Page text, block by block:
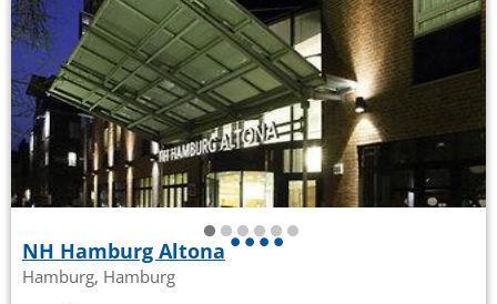
NH Hamburg Altona
Hamburg, Hamburg